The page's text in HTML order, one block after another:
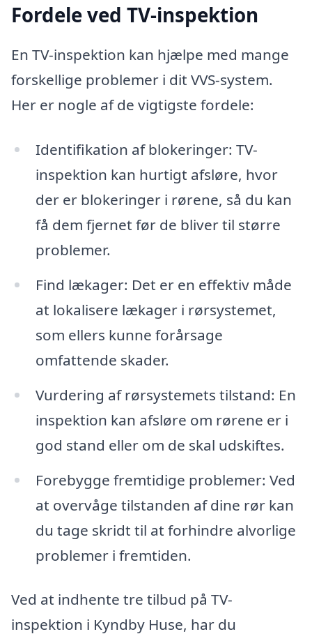
Fordele ved TV-inspektion
En TV-inspektion kan hjælpe med mange
forskellige problemer i dit VVS-system.
Her er nogle af de vigtigste fordele:
Identifikation af blokeringer: TV-
inspektion kan hurtigt afsløre, hvor
der er blokeringer i rørene, så du kan
få dem fjernet før de bliver til større
problemer.
Find lækager: Det er en effektiv måde
at lokalisere lækager i rørsystemet,
som ellers kunne forårsage
omfattende skader.
Vurdering af rørsystemets tilstand: En
inspektion kan afsløre om rørene er i
god stand eller om de skal udskiftes.
Forebygge fremtidige problemer: Ved
at overvåge tilstanden af dine rør kan
du tage skridt til at forhindre alvorlige
problemer i fremtiden.
Ved at indhente tre tilbud på TV-
inspektion i Kyndby Huse, har du